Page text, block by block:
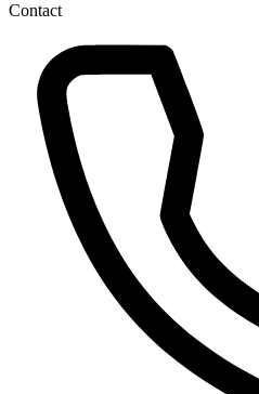
Contact